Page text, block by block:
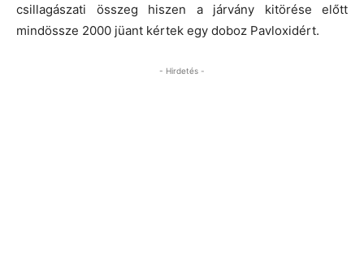
csillagászati összeg hiszen a járvány kitörése előtt
mindössze 2000 jüant kértek egy doboz Pavloxidért.
- Hirdetés -